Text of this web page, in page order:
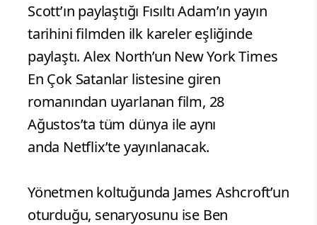
Scott’ın paylaştığı Fısıltı Adam’ın yayın
tarihini filmden ilk kareler eşliğinde
paylaştı. Alex North’un New York Times
En Çok Satanlar listesine giren
romanından uyarlanan film, 28
Ağustos’ta tüm dünya ile aynı
anda Netflix’te yayınlanacak.
Yönetmen koltuğunda James Ashcroft’un
oturduğu, senaryosunu ise Ben